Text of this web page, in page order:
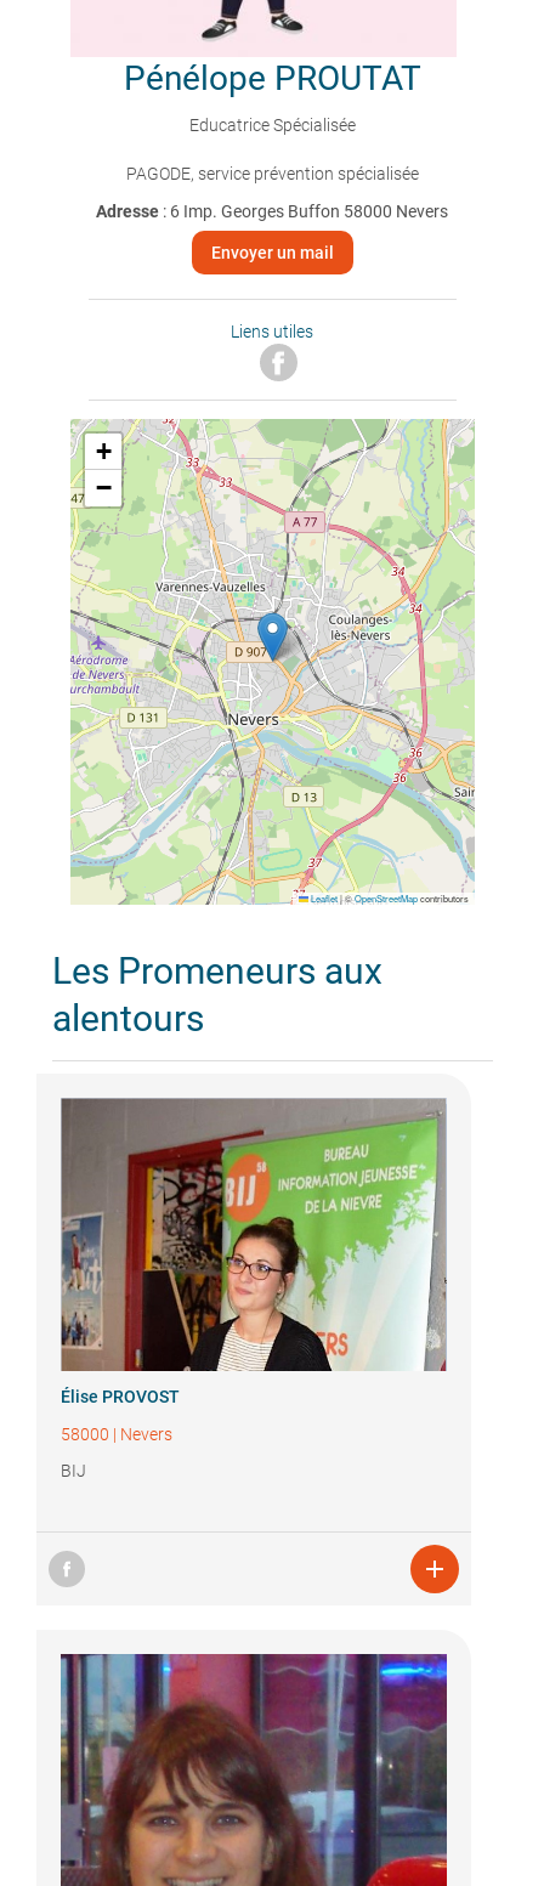
Pénélope PROUTAT
Educatrice Spécialisée
PAGODE, service prévention spécialisée
Adresse : 6 Imp. Georges Buffon 58000 Nevers
Envoyer un mail
Liens utiles
+
−
Leaflet |©OpenStreetMapcontributors
Les Promeneurs aux
alentours
Élise PROVOST
58000 | Nevers
BIJ
